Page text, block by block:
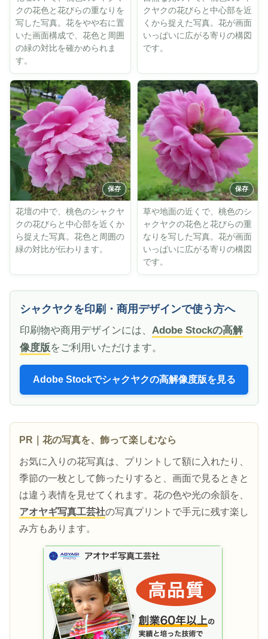
クの花色と花びらの重なりを
写した写真。花をやや右に置
いた画面構成で、花色と周囲
の緑の対比を確かめられま
す。
クヤクの花びらと中心部を近
くから捉えた写真。花が画面
いっぱいに広がる寄りの構図
です。
花壇の中で、桃色のシャクヤ
クの花びらと中心部を近くか
ら捉えた写真。花色と周囲の
緑の対比が伝わります。
草や地面の近くで、桃色のシ
ャクヤクの花色と花びらの重
なりを写した写真。花が画面
いっぱいに広がる寄りの構図
です。
シャクヤクを印刷・商用デザインで使う方へ
印刷物や商用デザインには、 Adobe Stockの高解
像度版をご利用いただけます。
Adobe Stockでシャクヤクの高解像度版を見る
PR｜花の写真を、飾って楽しむなら
お気に入りの花写真は、プリントして額に入れたり、
季節の一枚として飾ったりすると、画面で見るときと
は違う表情を見せてくれます。花の色や光の余韻を、
アオヤギ写真工芸社の写真プリントで手元に残す楽し
み方もあります。